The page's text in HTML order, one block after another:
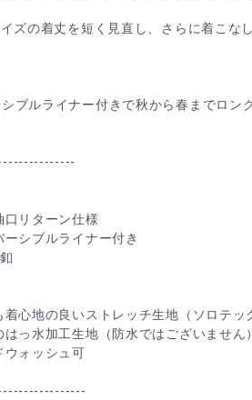
ズの着丈を短く見直し、さらに着こな
ブルライナー付きで秋から春までロン
口リターン仕様
シブルライナー付き
心地の良いストレッチ生地（ソロテッ
っ水加工生地（防水ではございません）
ウォッシュ可